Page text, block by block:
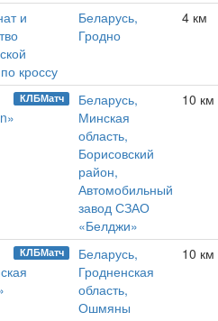
и
кроссу
Беларусь,
Гродно
4 км
КЛБМатч
Беларусь,
Минская
область,
Борисовский
район,
Автомобильный
завод СЗАО
«Белджи»
10
КЛБМатч
Беларусь,
Гродненская
область,
Ошмяны
10